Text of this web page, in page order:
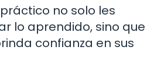
no solo les
lo aprendido, sino que
confianza en sus